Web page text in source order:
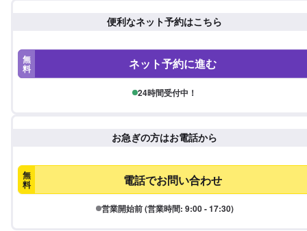
便利なネット予約はこちら
無
料 ネット予約に進む
24時間受付中！
お急ぎの方はお電話から
無
料 電話でお問い合わせ
営業開始前 (営業時間: 9:00 - 17:30)